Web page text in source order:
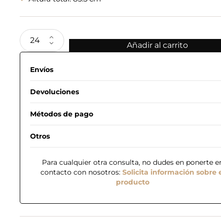
Añadir al carrito
Envíos
Devoluciones
Métodos de pago
Otros
Para cualquier otra consulta, no dudes en ponerte
contacto con nosotros: Solicita información sobre
producto